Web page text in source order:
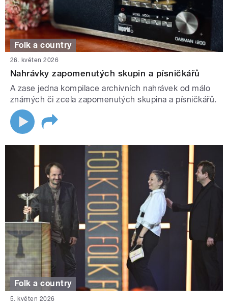
Folk a country
26. květen 2026
Nahrávky zapomenutých skupin a písničkářů
A zase jedna kompilace archivních nahrávek od málo
známých či zcela zapomenutých skupina a písničkářů.
Folk a country
5. květen 2026